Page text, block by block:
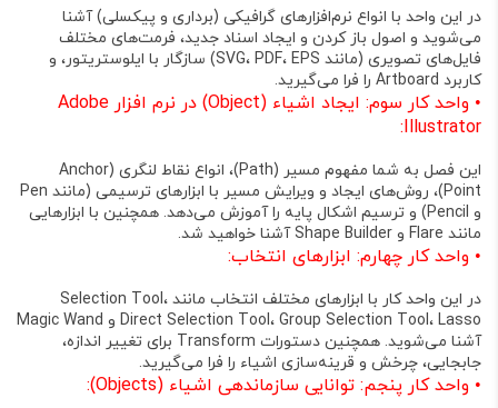
در این واحد با انواع نرم‌افزارهای گرافیکی (برداری و پیکسلی) آشنا
می‌شوید و اصول باز کردن و ایجاد اسناد جدید، فرمت‌های مختلف
فایل‌های تصویری (مانند SVG، PDF، EPS) سازگار با ایلوستریتور، و
کاربرد Artboard را فرا می‌گیرید
.
•
واحد کار سوم: ایجاد اشیاء (Object) در نرم افزار Adobe
Illustrator:
این فصل به شما مفهوم مسیر (Path)، انواع نقاط لنگری (Anchor
Point)، روش‌های ایجاد و ویرایش مسیر با ابزارهای ترسیمی (مانند Pen
و Pencil) و ترسیم اشکال پایه را آموزش می‌دهد. همچنین با ابزارهایی
مانند Flare و Shape Builder آشنا خواهید شد
.
• واحد کار چهارم: ابزارهای انتخاب:
در این واحد کار با ابزارهای مختلف انتخاب مانند Selection Tool،
Direct Selection Tool، Group Selection Tool، Lasso و Magic Wand
آشنا می‌شوید. همچنین دستورات Transform برای تغییر اندازه،
جابجایی، چرخش و قرینه‌سازی اشیاء را فرا می‌گیرید.
• واحد کار پنجم: توانایی سازماندهی اشیاء (Objects):